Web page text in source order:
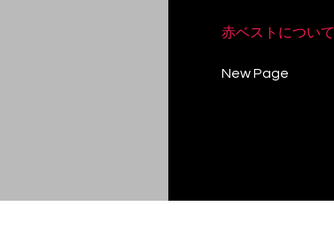
赤ベストについて
New Page